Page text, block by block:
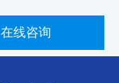
在线咨询